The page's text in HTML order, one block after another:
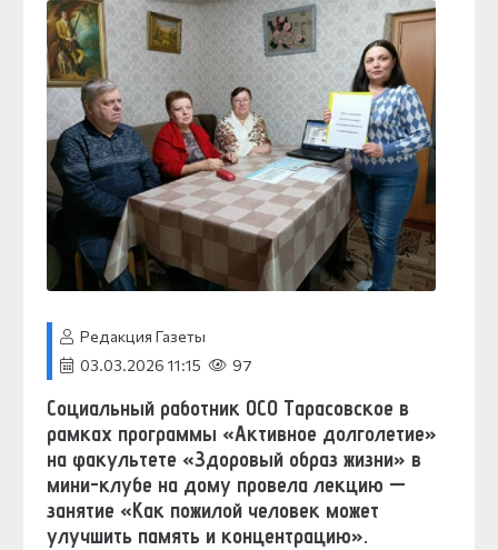
Редакция Газеты
03.03.2026 11:15
97
Социальный работник ОСО Тарасовское в
рамках программы «Активное долголетие»
на факультете «Здоровый образ жизни» в
мини-клубе на дому провела лекцию —
занятие «Как пожилой человек может
улучшить память и концентрацию».